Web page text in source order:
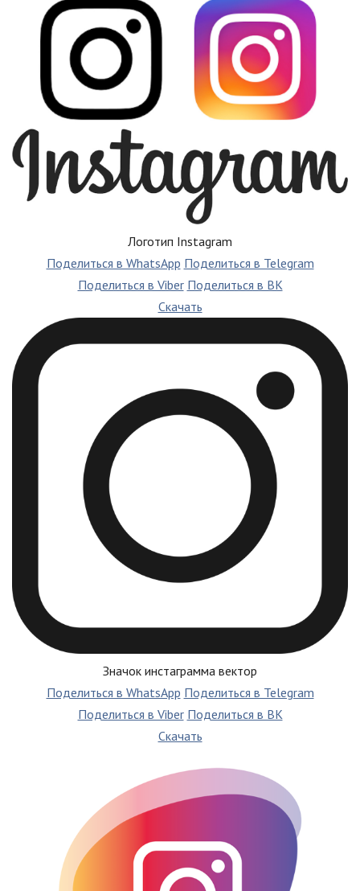
Логотип Instagram
Поделиться в WhatsApp Поделиться в Telegram
Поделиться в Viber Поделиться в ВК
Скачать
Значок инстаграмма вектор
Поделиться в WhatsApp Поделиться в Telegram
Поделиться в Viber Поделиться в ВК
Скачать